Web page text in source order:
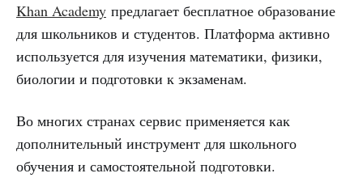
Khan Academy предлагает бесплатное образование
для школьников и студентов. Платформа активно
используется для изучения математики, физики,
биологии и подготовки к экзаменам.
Во многих странах сервис применяется как
дополнительный инструмент для школьного
обучения и самостоятельной подготовки.